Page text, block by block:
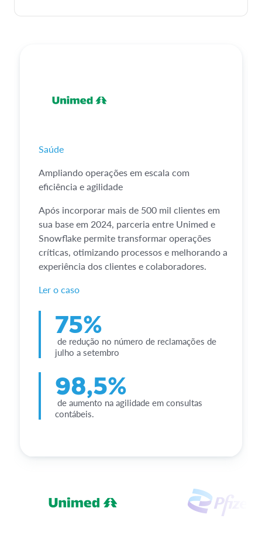
Saúde
Ampliando operações em escala com
eficiência e agilidade
Após incorporar mais de 500 mil clientes em
sua base em 2024, parceria entre Unimed e
Snowflake permite transformar operações
críticas, otimizando processos e melhorando a
experiência dos clientes e colaboradores.
Ler o caso
75%
de redução no número de reclamações de
julho a setembro
98,5%
de aumento na agilidade em consultas
contábeis.